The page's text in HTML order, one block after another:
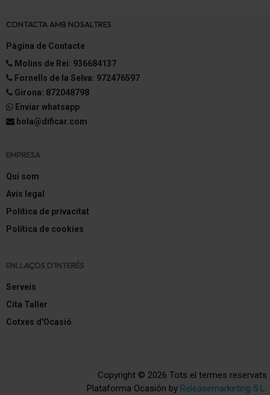
CONTACTA AMB NOSALTRES
Pàgina de Contacte
Molins de Rei: 936684137
Fornells de la Selva: 972476597
Girona: 872048798
Enviar whatsapp
hola@dificar.com
EMPRESA
Qui som
Avís legal
Política de privacitat
Política de cookies
ENLLAÇOS D'INTERÉS
Serveis
Cita Taller
Cotxes d'Ocasió
Copyright © 2026 Tots el termes reservats
Plataforma Ocasión by Releasemarketing S.L.